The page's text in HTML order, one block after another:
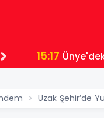
Sonrası Uyarı!
Uzak Şehir’de